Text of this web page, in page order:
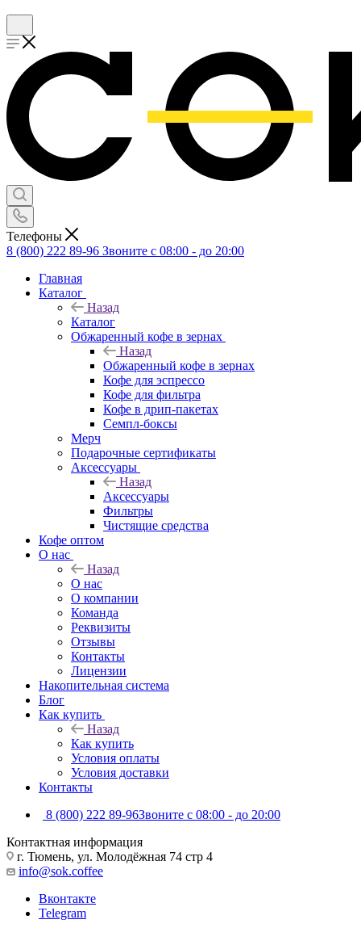
Телефоны
8 (800) 222 89-96 Звоните с 08:00 - до 20:00
Главная
Каталог
Назад
Каталог
Обжаренный кофе в зернах
Назад
Обжаренный кофе в зернах
Кофе для эспрессо
Кофе для фильтра
Кофе в дрип-пакетах
Семпл-боксы
Мерч
Подарочные сертификаты
Аксессуары
Назад
Аксессуары
Фильтры
Чистящие средства
Кофе оптом
О нас
Назад
О нас
О компании
Команда
Реквизиты
Отзывы
Контакты
Лицензии
Накопительная система
Блог
Как купить
Назад
Как купить
Условия оплаты
Условия доставки
Контакты
8 (800) 222 89-96Звоните с 08:00 - до 20:00
Контактная информация
г. Тюмень, ул. Молодёжная 74 стр 4
info@sok.coffee
Вконтакте
Telegram